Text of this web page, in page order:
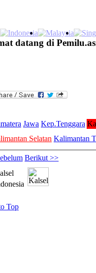
datang di
Jawa Kep.Tenggara
Selatan Kalimantan
Berikut >>
Top